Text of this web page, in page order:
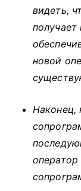
видеть,
новой
Наконец,